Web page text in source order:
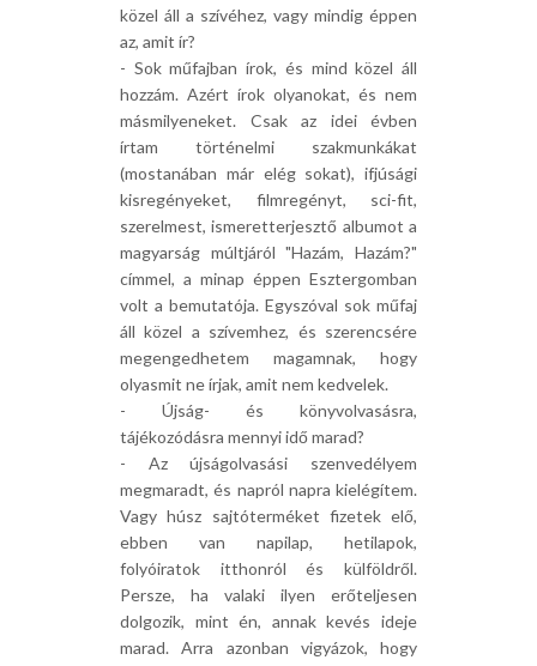
közel áll a szívéhez, vagy mindig éppen
az, amit ír?
- Sok műfajban írok, és mind közel áll
hozzám. Azért írok olyanokat, és nem
másmilyeneket. Csak az idei évben
írtam történelmi szakmunkákat
(mostanában már elég sokat), ifjúsági
kisregényeket, filmregényt, sci-fit,
szerelmest, ismeretterjesztő albumot a
magyarság múltjáról "Hazám, Hazám?"
címmel, a minap éppen Esztergomban
volt a bemutatója. Egyszóval sok műfaj
áll közel a szívemhez, és szerencsére
megengedhetem magamnak, hogy
olyasmit ne írjak, amit nem kedvelek.
- Újság- és könyvolvasásra,
tájékozódásra mennyi idő marad?
- Az újságolvasási szenvedélyem
megmaradt, és napról napra kielégítem.
Vagy húsz sajtóterméket fizetek elő,
ebben van napilap, hetilapok,
folyóiratok itthonról és külföldről.
Persze, ha valaki ilyen erőteljesen
dolgozik, mint én, annak kevés ideje
marad. Arra azonban vigyázok, hogy